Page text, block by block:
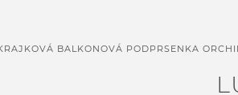
BALKONOVÁ PODPRSENKA